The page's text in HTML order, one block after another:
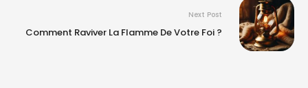
Next Post
Comment Raviver La Flamme De Votre Foi ?